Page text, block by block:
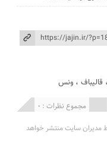
، قالیباف ،ونس
مجموع نظرات : 0
مدیران سایت منتشر خواهد